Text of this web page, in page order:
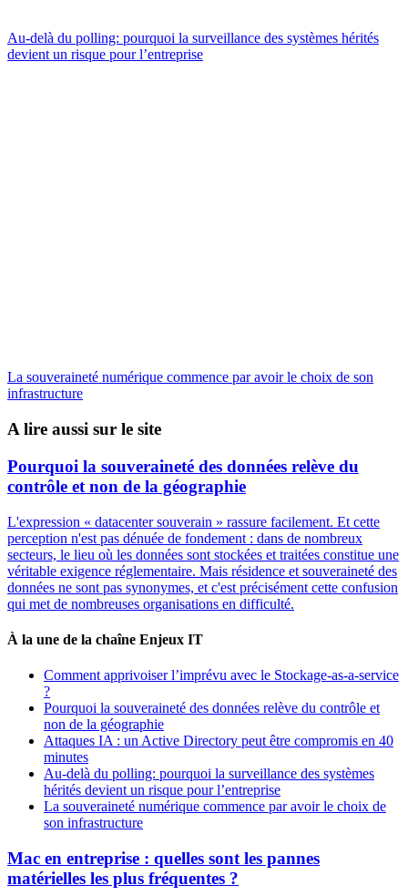
Au-delà du polling: pourquoi la surveillance des systèmes hérités
devient un risque pour l’entreprise
La souveraineté numérique commence par avoir le choix de son
infrastructure
A lire aussi sur le site
Pourquoi la souveraineté des données relève du
contrôle et non de la géographie
L'expression « datacenter souverain » rassure facilement. Et cette
perception n'est pas dénuée de fondement : dans de nombreux
secteurs, le lieu où les données sont stockées et traitées constitue une
véritable exigence réglementaire. Mais résidence et souveraineté des
données ne sont pas synonymes, et c'est précisément cette confusion
qui met de nombreuses organisations en difficulté.
À la une de la chaîne Enjeux IT
Comment apprivoiser l’imprévu avec le Stockage-as-a-service
?
Pourquoi la souveraineté des données relève du contrôle et
non de la géographie
Attaques IA : un Active Directory peut être compromis en 40
minutes
Au-delà du polling: pourquoi la surveillance des systèmes
hérités devient un risque pour l’entreprise
La souveraineté numérique commence par avoir le choix de
son infrastructure
Mac en entreprise : quelles sont les pannes
matérielles les plus fréquentes ?